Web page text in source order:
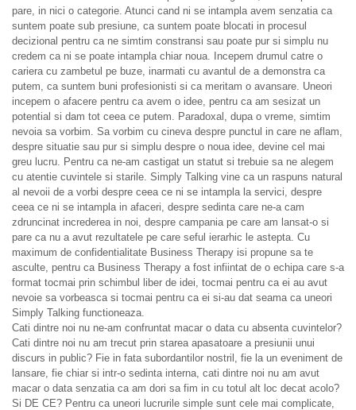
pare, in nici o categorie. Atunci cand ni se intampla avem senzatia ca
suntem poate sub presiune, ca suntem poate blocati in procesul
decizional pentru ca ne simtim constransi sau poate pur si simplu nu
credem ca ni se poate intampla chiar noua. Incepem drumul catre o
cariera cu zambetul pe buze, inarmati cu avantul de a demonstra ca
putem, ca suntem buni profesionisti si ca meritam o avansare. Uneori
incepem o afacere pentru ca avem o idee, pentru ca am sesizat un
potential si dam tot ceea ce putem. Paradoxal, dupa o vreme, simtim
nevoia sa vorbim. Sa vorbim cu cineva despre punctul in care ne aflam,
despre situatie sau pur si simplu despre o noua idee, devine cel mai
greu lucru. Pentru ca ne-am castigat un statut si trebuie sa ne alegem
cu atentie cuvintele si starile. Simply Talking vine ca un raspuns natural
al nevoii de a vorbi despre ceea ce ni se intampla la servici, despre
ceea ce ni se intampla in afaceri, despre sedinta care ne-a cam
zdruncinat increderea in noi, despre campania pe care am lansat-o si
pare ca nu a avut rezultatele pe care seful ierarhic le astepta. Cu
maximum de confidentialitate Business Therapy isi propune sa te
asculte, pentru ca Business Therapy a fost infiintat de o echipa care s-a
format tocmai prin schimbul liber de idei, tocmai pentru ca ei au avut
nevoie sa vorbeasca si tocmai pentru ca ei si-au dat seama ca uneori
Simply Talking functioneaza.
Cati dintre noi nu ne-am confruntat macar o data cu absenta cuvintelor?
Cati dintre noi nu am trecut prin starea apasatoare a presiunii unui
discurs in public? Fie in fata subordantilor nostril, fie la un eveniment de
lansare, fie chiar si intr-o sedinta interna, cati dintre noi nu am avut
macar o data senzatia ca am dori sa fim in cu totul alt loc decat acolo?
Si DE CE? Pentru ca uneori lucrurile simple sunt cele mai complicate,